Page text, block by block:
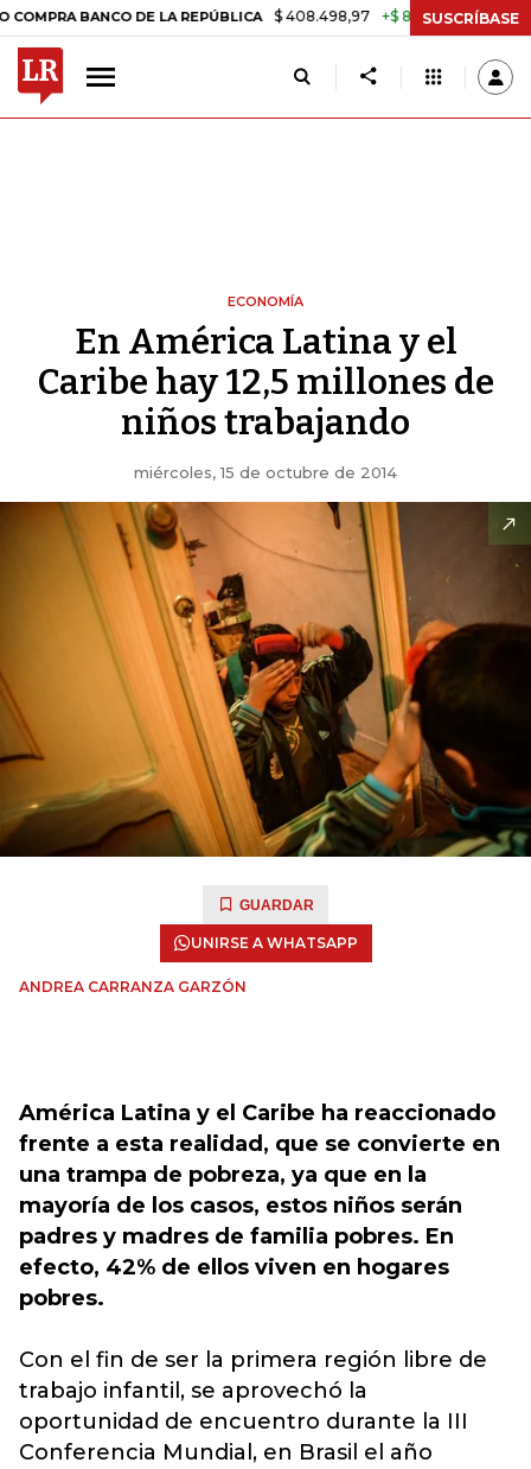
BANCO DE LA REPÚBLICA $ 408.498,97 +$ 8.753,81 +2,19%
SUSCRÍBASE
ECONOMÍA
En América Latina y el
Caribe hay 12,5 millones de
niños trabajando
miércoles, 15 de octubre de 2014
GUARDAR
UNIRSE A WHATSAPP
ANDREA CARRANZA GARZÓN
América Latina y el Caribe ha reaccionado
frente a esta realidad, que se convierte en
una trampa de pobreza, ya que en la
mayoría de los casos, estos niños serán
padres y madres de familia pobres. En
efecto, 42% de ellos viven en hogares
pobres.
Con el fin de ser la primera región libre de
trabajo infantil, se aprovechó la
oportunidad de encuentro durante la III
Conferencia Mundial, en Brasil el año